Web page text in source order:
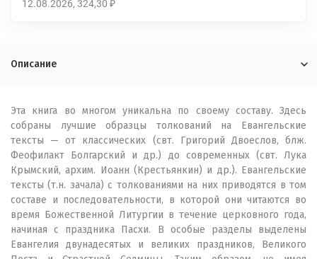
12.08.2026 324,30 ₽
Описание
Эта книга во многом уникальна по своему составу. Здесь
собраны лучшие образцы толкований на Евангельские
тексты — от классических (свт. Григорий Двоеслов, блж.
Феофилакт Болгарский и др.) до современных (свт. Лука
Крымский, архим. Иоанн (Крестьянкин) и др.). Евангельские
тексты (т.н. зачала) с толкованиями на них приводятся в том
составе и последовательности, в которой они читаются во
время Божественной Литургии в течение церковного года,
начиная с праздника Пасхи. В особые разделы выделены
Евангелия двунадесятых и великих праздников, Великого